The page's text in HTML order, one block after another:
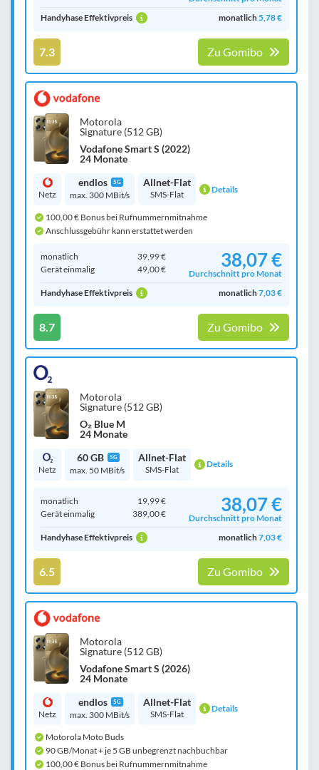
Handyhase Effektivpreis
monatlich5,78 €
7.3 Zu Gomibo
Motorola
Signature (512 GB)
Vodafone Smart S (2022)
24 Monate
Netz
endlos 5G
max. 300 MBit/s
Allnet-Flat
SMS-Flat Details
100,00 € Bonus bei Rufnummernmitnahme
Anschlussgebühr kann erstattet werden
monatlich
39,99 €
Gerät einmalig
49,00 € 38,07 €
Durchschnitt pro Monat
Handyhase Effektivpreis
monatlich7,03 €
8.7 Zu Gomibo
Motorola
Signature (512 GB)
O₂ Blue M
24 Monate
Netz
60 GB 5G
max. 50 MBit/s
Allnet-Flat
SMS-Flat Details
monatlich
19,99 €
Gerät einmalig
389,00 € 38,07 €
Durchschnitt pro Monat
Handyhase Effektivpreis
monatlich7,03 €
6.5 Zu Gomibo
Motorola
Signature (512 GB)
Vodafone Smart S (2026)
24 Monate
Netz
endlos 5G
max. 300 MBit/s
Allnet-Flat
SMS-Flat Details
Motorola Moto Buds
90 GB/Monat + je 5 GB unbegrenzt nachbuchbar
100,00 € Bonus bei Rufnummernmitnahme